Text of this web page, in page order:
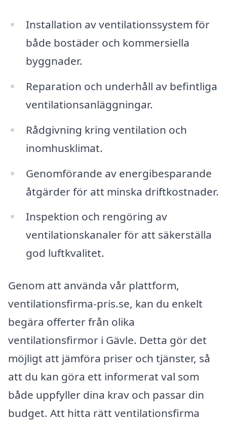
Installation av ventilationssystem för
både bostäder och kommersiella
byggnader.
Reparation och underhåll av befintliga
ventilationsanläggningar.
Rådgivning kring ventilation och
inomhusklimat.
Genomförande av energibesparande
åtgärder för att minska driftkostnader.
Inspektion och rengöring av
ventilationskanaler för att säkerställa
god luftkvalitet.
Genom att använda vår plattform,
ventilationsfirma-pris.se, kan du enkelt
begära offerter från olika
ventilationsfirmor i Gävle. Detta gör det
möjligt att jämföra priser och tjänster, så
att du kan göra ett informerat val som
både uppfyller dina krav och passar din
budget. Att hitta rätt ventilationsfirma